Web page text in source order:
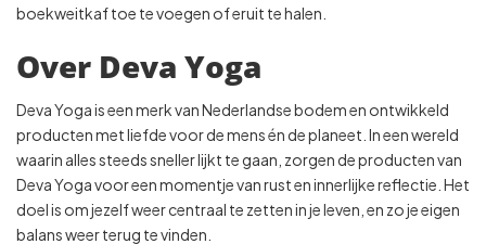
boekweitkaf toe te voegen of eruit te halen.
Over Deva Yoga
Deva Yoga is een merk van Nederlandse bodem en ontwikkeld
producten met liefde voor de mens én de planeet. In een wereld
waarin alles steeds sneller lijkt te gaan, zorgen de producten van
Deva Yoga voor een momentje van rust en innerlijke reflectie. Het
doel is om jezelf weer centraal te zetten in je leven, en zo je eigen
balans weer terug te vinden.